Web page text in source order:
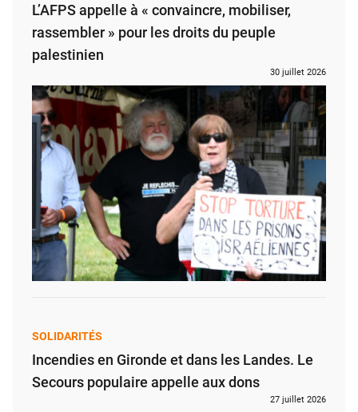
L’AFPS appelle à « convaincre, mobiliser,
rassembler » pour les droits du peuple
palestinien
30 juillet 2026
SOLIDARITÉS
Incendies en Gironde et dans les Landes. Le
Secours populaire appelle aux dons
27 juillet 2026